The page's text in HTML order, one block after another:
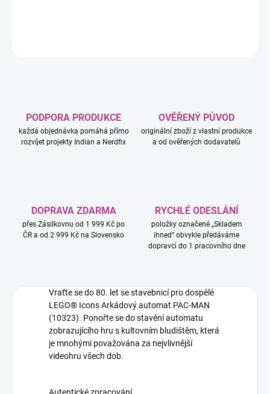
PODPORA PRODUKCE
každá objednávka pomáhá přímo
rozvíjet projekty Indian a Nerdfix
OVĚŘENÝ PŮVOD
originální zboží z vlastní produkce
a od ověřených dodavatelů
DOPRAVA ZDARMA
přes Zásilkovnu od 1 999 Kč po
ČR a od 2 999 Kč na Slovensko
RYCHLÉ ODESLÁNÍ
položky označené „Skladem
ihned“ obvykle předáváme
dopravci do 1 pracovního dne
Vraťte se do 80. let se stavebnicí pro dospělé
LEGO® Icons Arkádový automat PAC-MAN
(10323). Ponořte se do stavění automatu
zobrazujícího hru s kultovním bludištěm, která
je mnohými považována za nejvlivnější
videohru všech dob.